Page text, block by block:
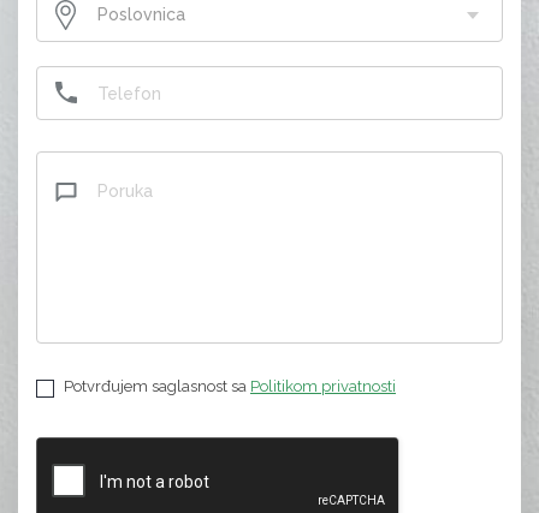
Poslovnica
Potvrđujem saglasnost sa Politikom privatnosti